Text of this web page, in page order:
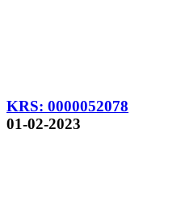
KRS: 0000052078
01-02-2023